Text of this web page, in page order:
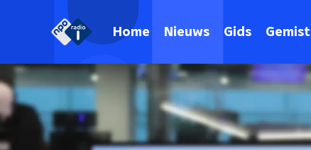
Home Nieuws Gids Gemist